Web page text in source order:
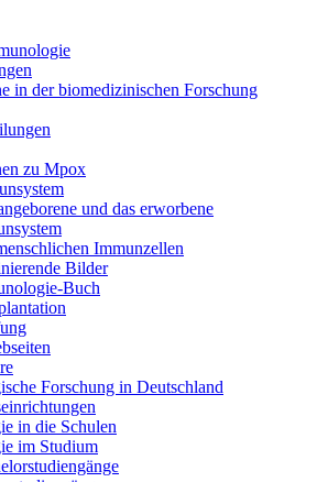
in der biomedizinischen Forschung
zu Mpox
und das erworbene
Immunzellen
Bilder
Buch
Forschung in Deutschland
in die Schulen
im Studium